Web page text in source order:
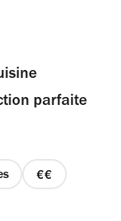
parfaite
prix